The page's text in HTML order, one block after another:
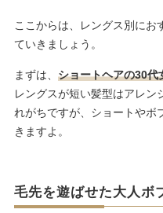
ここからは、レングス別にお
ていきましょう。
まずは、 ショートヘアの30代
レングスが短い髪型はアレン
れがちですが、ショートやボ
きますよ。
毛先を遊ばせた大人ボ